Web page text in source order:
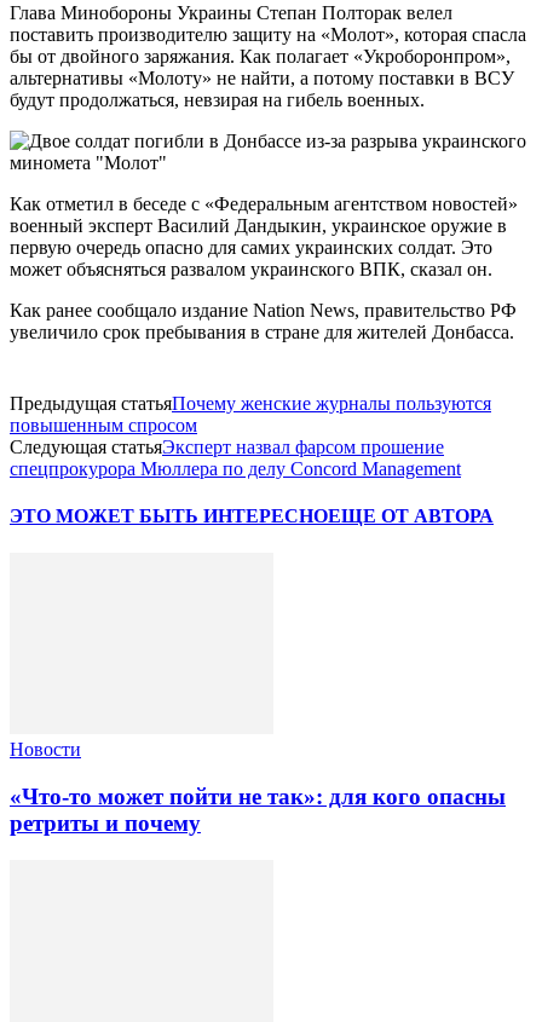
Глава Минобороны Украины Степан Полторак велел
поставить производителю защиту на «Молот», которая спасла
бы от двойного заряжания. Как полагает «Укроборонпром»,
альтернативы «Молоту» не найти, а потому поставки в ВСУ
будут продолжаться, невзирая на гибель военных.
Как отметил в беседе с «Федеральным агентством новостей»
военный эксперт Василий Дандыкин, украинское оружие в
первую очередь опасно для самих украинских солдат. Это
может объясняться развалом украинского ВПК, сказал он.
Как ранее сообщало издание Nation News, правительство РФ
увеличило срок пребывания в стране для жителей Донбасса.
Предыдущая статьяПочему женские журналы пользуются
повышенным спросом
Следующая статьяЭксперт назвал фарсом прошение
спецпрокурора Мюллера по делу Concord Management
ЭТО МОЖЕТ БЫТЬ ИНТЕРЕСНОЕЩЕ ОТ АВТОРА
Новости
«Что-то может пойти не так»: для кого опасны
ретриты и почему